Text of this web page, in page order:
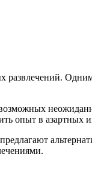
развлечений.
опыт в азартных